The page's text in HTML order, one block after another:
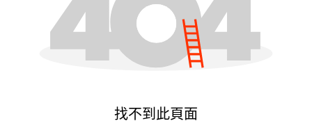
找不到此頁面